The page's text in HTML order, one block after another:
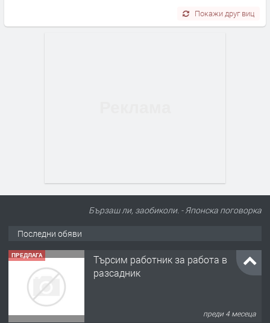
Покажи друг виц
Бързаш ли, заобиколи. - Японска поговорка
Последни обяви
ПРЕДЛАГА
Търсим работник за работа в
разсадник
преди 4 месеца